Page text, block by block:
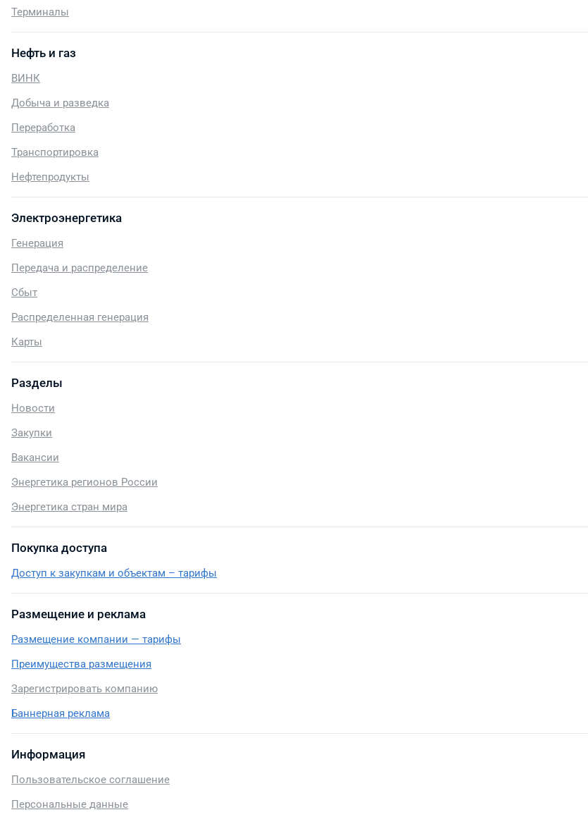
Терминалы
Нефть и газ
ВИНК
Добыча и разведка
Переработка
Транспортировка
Нефтепродукты
Электроэнергетика
Генерация
Передача и распределение
Сбыт
Распределенная генерация
Карты
Разделы
Новости
Закупки
Вакансии
Энергетика регионов России
Энергетика стран мира
Покупка доступа
Доступ к закупкам и объектам – тарифы
Размещение и реклама
Размещение компании — тарифы
Преимущества размещения
Зарегистрировать компанию
Баннерная реклама
Информация
Пользовательское соглашение
Персональные данные